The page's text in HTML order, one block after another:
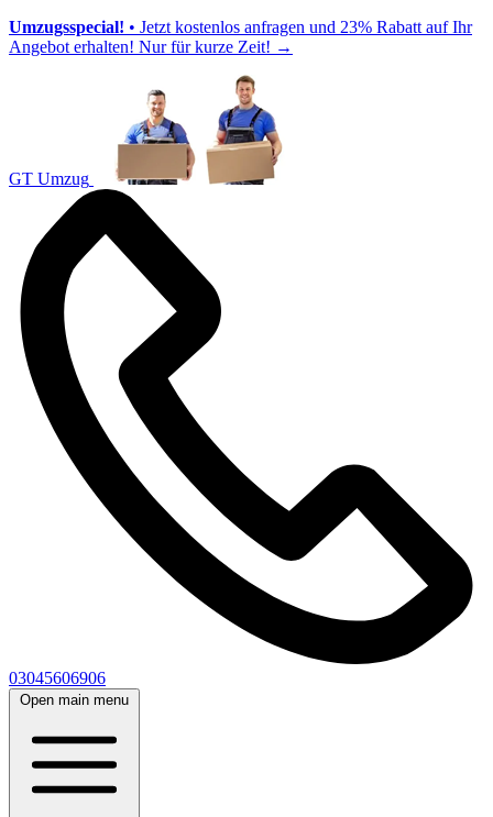
Umzugsspecial! • Jetzt kostenlos anfragen und 23% Rabatt auf Ihr
Angebot erhalten! Nur für kurze Zeit! →
GT Umzug
03045606906
Open main menu